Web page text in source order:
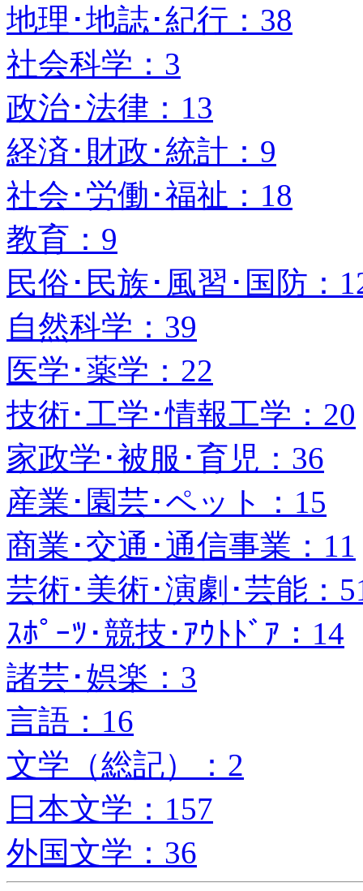
地理･地誌･紀行：38
社会科学：3
政治･法律：13
経済･財政･統計：9
社会･労働･福祉：18
教育：9
民俗･民族･風習･国防：
自然科学：39
医学･薬学：22
技術･工学･情報工学：20
家政学･被服･育児：36
産業･園芸･ペット：15
商業･交通･通信事業：11
芸術･美術･演劇･芸能：
ｽﾎﾟｰﾂ･競技･ｱｳﾄﾄﾞｱ：14
諸芸･娯楽：3
言語：16
文学（総記）：2
日本文学：157
外国文学：36